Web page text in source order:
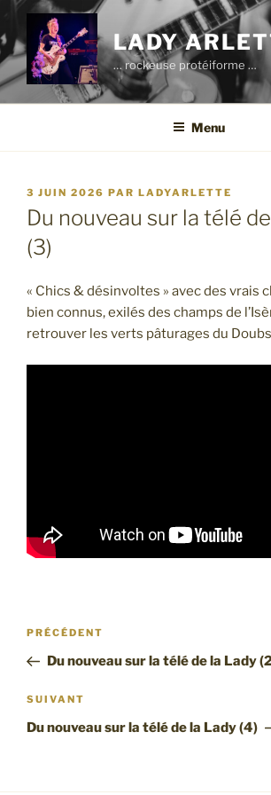
Aller
au
contenu
principal
LADY
… rockeuse protéiforme …
Menu
PUBLIÉ
LE
3 JUIN 2026 PAR LADYARLETTE
Du nouveau sur la télé
(3)
« Chics & désinvoltes » avec des vrais
bien connus, exilés des champs de
retrouver les verts pâturages du
Navigation
l’article
Article
précédent
PRÉCÉDENT
Du nouveau sur la télé de la Lady
Article
suivant
SUIVANT
Du nouveau sur la télé de la Lady (4)